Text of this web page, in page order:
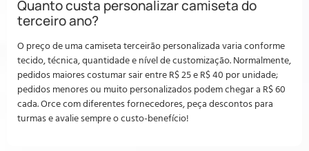
Quanto custa personalizar camiseta do
terceiro ano?
O preço de uma camiseta terceirão personalizada varia conforme
tecido, técnica, quantidade e nível de customização. Normalmente,
pedidos maiores costumar sair entre R$ 25 e R$ 40 por unidade;
pedidos menores ou muito personalizados podem chegar a R$ 60
cada. Orce com diferentes fornecedores, peça descontos para
turmas e avalie sempre o custo-benefício!